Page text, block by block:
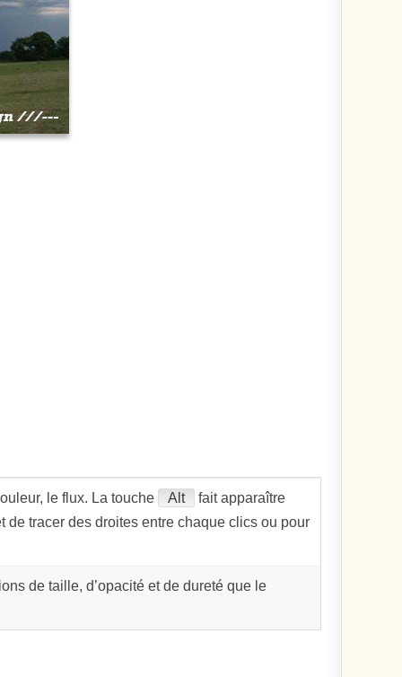
le flux. La touche Alt
fait apparaître
de tracer des droites entre chaque clics ou pour
de taille, d’opacité et de dureté que le